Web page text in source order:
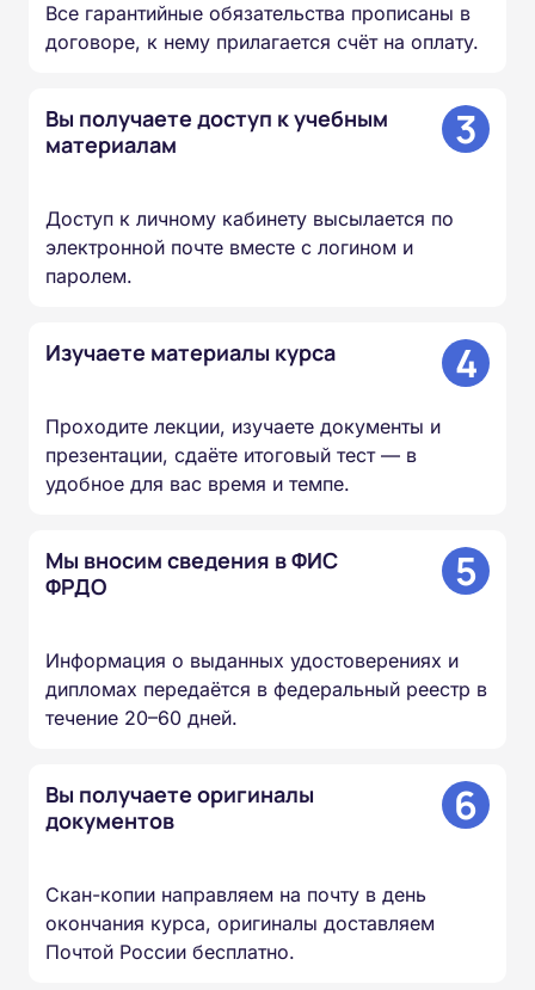
Все гарантийные обязательства прописаны в
договоре, к нему прилагается счёт на оплату.
Вы получаете доступ к учебным
материалам
3
Доступ к личному кабинету высылается по
электронной почте вместе с логином и
паролем.
Изучаете материалы курса 4
Проходите лекции, изучаете документы и
презентации, сдаёте итоговый тест — в
удобное для вас время и темпе.
Мы вносим сведения в ФИС
ФРДО
5
Информация о выданных удостоверениях и
дипломах передаётся в федеральный реестр в
течение 20–60 дней.
Вы получаете оригиналы
документов
6
Скан-копии направляем на почту в день
окончания курса, оригиналы доставляем
Почтой России бесплатно.